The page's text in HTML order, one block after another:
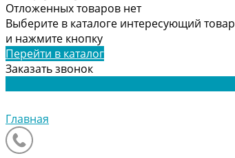
Отложенных товаров нет
Выберите в каталоге интересующий товар
и нажмите кнопку
Перейти в каталог
Заказать звонок
Главная